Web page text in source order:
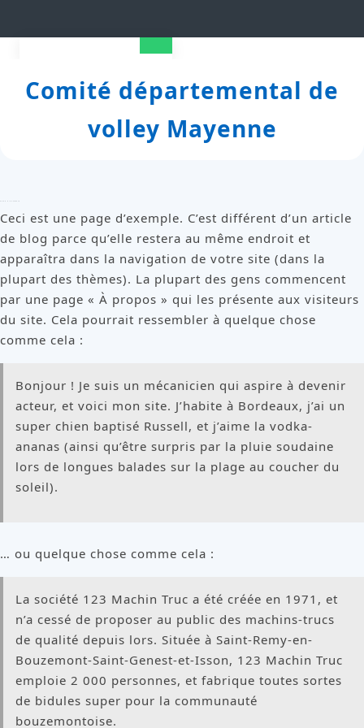
Open
Button
Comité départemental de
volley Mayenne
Ceci est une page d’exemple. C’est différent d’un article
de blog parce qu’elle restera au même endroit et
apparaîtra dans la navigation de votre site (dans la
plupart des thèmes). La plupart des gens commencent
par une page « À propos » qui les présente aux visiteurs
du site. Cela pourrait ressembler à quelque chose
comme cela :
Bonjour ! Je suis un mécanicien qui aspire à devenir
acteur, et voici mon site. J’habite à Bordeaux, j’ai un
super chien baptisé Russell, et j’aime la vodka-
ananas (ainsi qu’être surpris par la pluie soudaine
lors de longues balades sur la plage au coucher du
soleil).
… ou quelque chose comme cela :
La société 123 Machin Truc a été créée en 1971, et
n’a cessé de proposer au public des machins-trucs
de qualité depuis lors. Située à Saint-Remy-en-
Bouzemont-Saint-Genest-et-Isson, 123 Machin Truc
emploie 2 000 personnes, et fabrique toutes sortes
de bidules super pour la communauté
bouzemontoise.